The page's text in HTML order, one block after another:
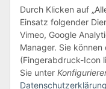
Klagenfurter Straße 29
9556 Liebenfels
Montag bis
Freitag: 8:00 bis 12:00
Durch Klicken auf
Einsatz folgender
Vimeo, Google
Manager. Sie
(Fingerabdruck-Icon
Sie unter
Datenschutzerklärung